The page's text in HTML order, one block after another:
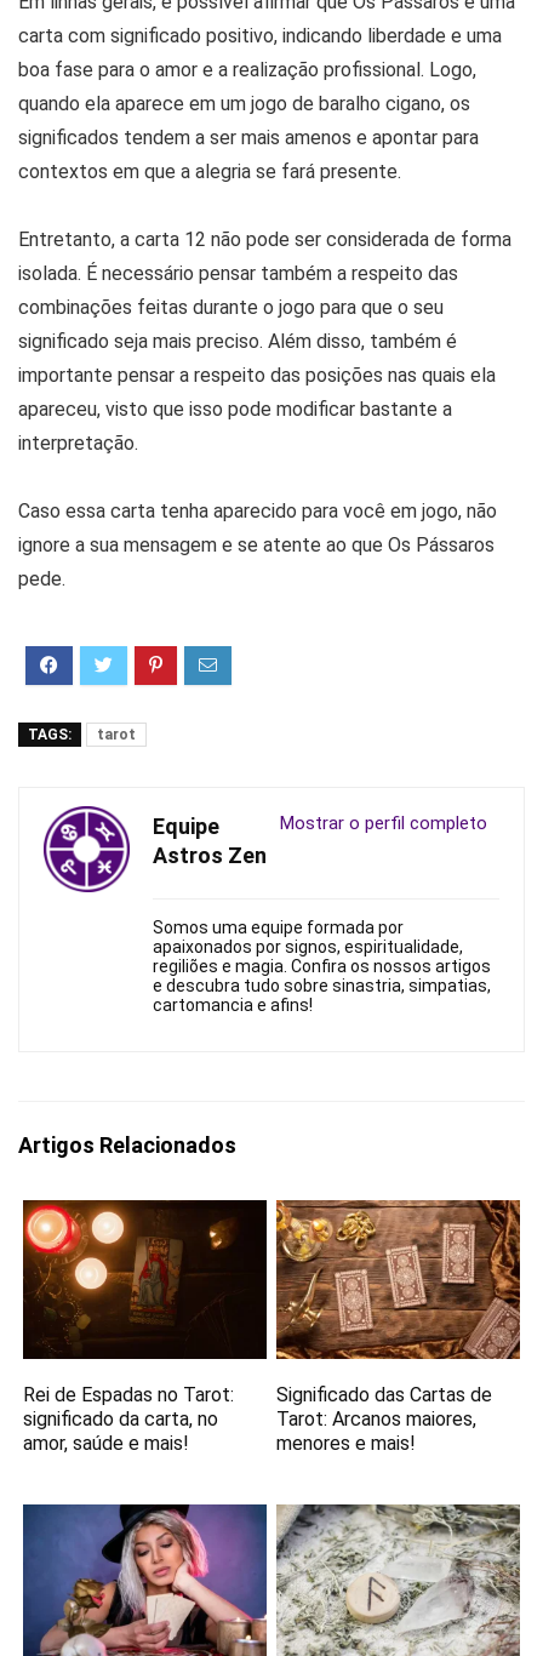
carta com significado positivo, indicando liberdade e uma
boa fase para o amor e a realização profissional. Logo,
quando ela aparece em um jogo de baralho cigano, os
significados tendem a ser mais amenos e apontar para
contextos em que a alegria se fará presente.
Entretanto, a carta 12 não pode ser considerada de forma
isolada. É necessário pensar também a respeito das
combinações feitas durante o jogo para que o seu
significado seja mais preciso. Além disso, também é
importante pensar a respeito das posições nas quais ela
apareceu, visto que isso pode modificar bastante a
interpretação.
Caso essa carta tenha aparecido para você em jogo, não
ignore a sua mensagem e se atente ao que Os Pássaros
pede.
TAGS: tarot
Mostrar o perfil completo
Equipe
Astros Zen
Somos uma equipe formada por
apaixonados por signos, espiritualidade,
regiliões e magia. Confira os nossos artigos
e descubra tudo sobre sinastria, simpatias,
cartomancia e afins!
Artigos Relacionados
Rei de Espadas no Tarot:
significado da carta, no
amor, saúde e mais!
Significado das Cartas de
Tarot: Arcanos maiores,
menores e mais!